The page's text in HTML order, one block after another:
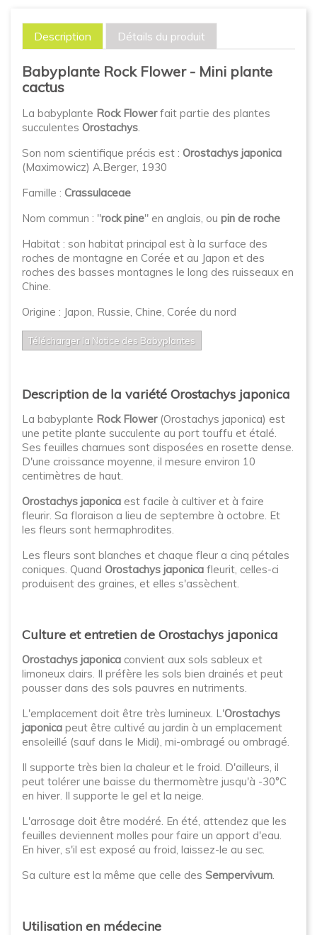
Description Détails du produit
Babyplante Rock Flower - Mini plante
cactus
La babyplante Rock Flowerfait partie des plantes
succulentes Orostachys.
Son nom scientifique précis est : Orostachys japonica
(Maximowicz) A.Berger, 1930
Famille : Crassulaceae
Nom commun : "rock pine" en anglais, ou pin de roche
Habitat : son habitat principal est à la surface des
roches de montagne en Corée et au Japon et des
roches des basses montagnes le long des ruisseaux en
Chine.
Origine : Japon, Russie, Chine, Corée du nord
Télécharger la Notice des Babyplantes
Description de la variété Orostachys japonica
La babyplante Rock Flower(Orostachys japonica) est
une petite plante succulente au port touffu et étalé.
Ses feuilles charnues sont disposées en rosette dense.
D'une croissance moyenne, il mesure environ 10
centimètres de haut.
Orostachys japonica est facile à cultiver et à faire
fleurir. Sa floraison a lieu de septembre à octobre. Et
les fleurs sont hermaphrodites.
Les fleurs sont blanches et chaque fleur a cinq pétales
coniques. Quand Orostachys japonica fleurit, celles-ci
produisent des graines, et elles s'assèchent.
Culture et entretien de Orostachys japonica
Orostachys japonica convient aux sols sableux et
limoneux clairs. Il préfère les sols bien drainés et peut
pousser dans des sols pauvres en nutriments.
L'emplacement doit être très lumineux. L'Orostachys
japonica peut être cultivé au jardin à un emplacement
ensoleillé (sauf dans le Midi), mi-ombragé ou ombragé.
Il supporte très bien la chaleur et le froid. D'ailleurs, il
peut tolérer une baisse du thermomètre jusqu'à -30°C
en hiver. Il supporte le gel et la neige.
L'arrosage doit être modéré. En été, attendez que les
feuilles deviennent molles pour faire un apport d'eau.
En hiver, s'il est exposé au froid, laissez-le au sec.
Sa culture est la même que celle des Sempervivum.
Utilisation en médecine